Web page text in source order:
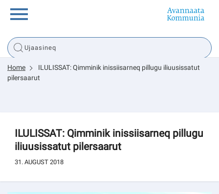
Innuttaasunut
Inuussutissarsiorneq
Tassaarsuaq
sullissivik.gl
Home
ILULISSAT: Qimminik inissiisarneq pillugu iliuusissatut
pilersaarut
ILULISSAT: Qimminik inissiisarneq pillugu
iliuusissatut pilersaarut
31. AUGUST 2018